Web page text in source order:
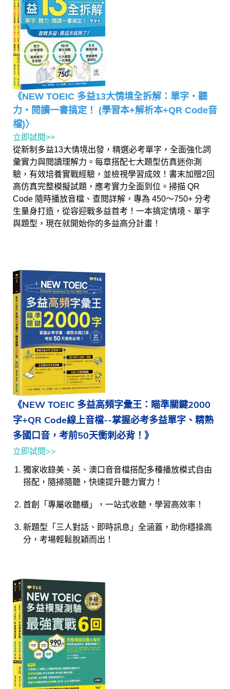
《NEW TOEIC 多益13大情境全拆解：單字・聽
力・閱讀一書搞定！ (學習本+解析本+QR Code音
檔)〉
立即試閱>>
從新制多益13大情境出發，精選必考單字，全面強化詞
彙實力與閱讀理解力。每章搭配七大題型仿真迷你測
驗，有效培養實戰經驗，並檢視學習成效！書末加贈2回
高仿真完整模擬試題，應考實力全面到位。掃描 QR
Code 隨時播放音檔、查閱詳解，專為 450～750+ 分考
生量身打造，從容迎戰多益首考！一本搞定情境、單字
與題型，現在就開始你的多益高分計畫！
《NEW TOEIC 多益高頻字彙王：瞄準關鍵2000
字+QR Code線上音檔--掌握必考多益單字、精熟
多國口音，考前50天衝刺必背！》
立即試閱>>
獨家收錄美、英、澳口音音檔搭配多種播放模式自由
搭配，隨掃隨聽，快速提升聽力實力！
首創「專屬收聽櫃」，一站式收聽，學習高效率！
新題型「三人對話、即時訊息」全涵蓋，助你穩操高
分，考場輕鬆脫穎而出！